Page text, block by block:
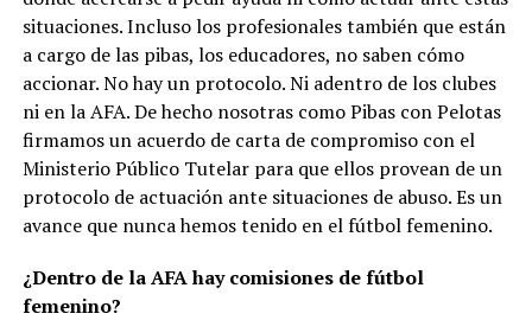
situaciones. Incluso los profesionales también que están
a cargo de las pibas, los educadores, no saben cómo
accionar. No hay un protocolo. Ni adentro de los clubes
ni en la AFA. De hecho nosotras como Pibas con Pelotas
firmamos un acuerdo de carta de compromiso con el
Ministerio Público Tutelar para que ellos provean de un
protocolo de actuación ante situaciones de abuso. Es un
avance que nunca hemos tenido en el fútbol femenino.
¿Dentro de la AFA hay comisiones de fútbol
femenino?